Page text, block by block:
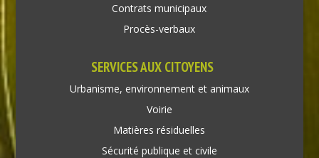
Contrats municipaux
Procès-verbaux
SERVICES AUX CITOYENS
Urbanisme, environnement et animaux
Voirie
Matières résiduelles
Sécurité publique et civile